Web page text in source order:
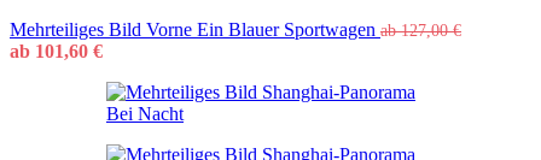
Mehrteiliges Bild Vorne Ein Blauer Sportwagen ab127,00€
ab 101,60 €